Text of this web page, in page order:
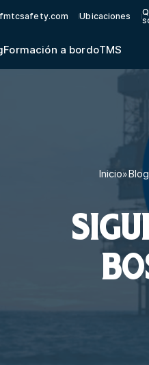
Ubicaciones
Formación a bordoTMS
Inicio»